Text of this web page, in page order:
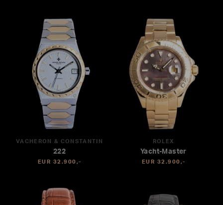
VACHERON & CONSTANTIN
222
EUR 32.900,-
ROLEX
Yacht-Master
EUR 32.900,-